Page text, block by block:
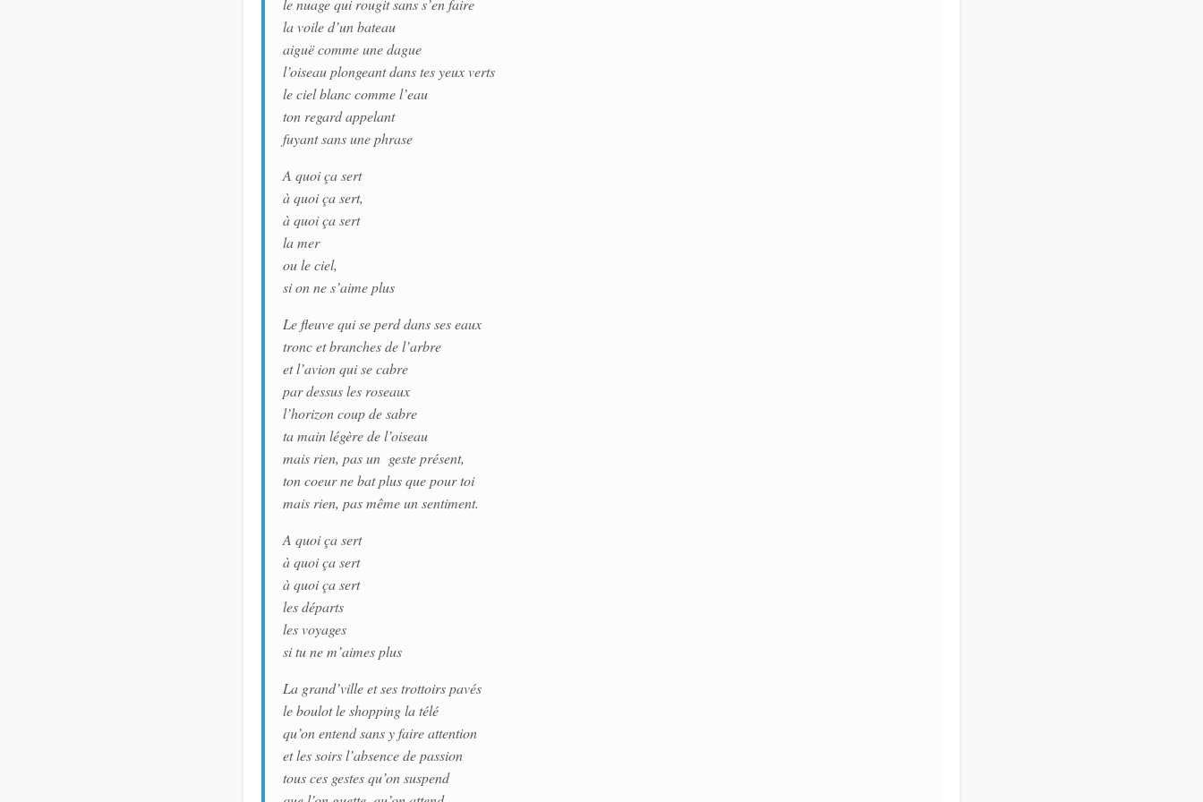
la voile d’un bateau
aiguë comme une dague
l’oiseau plongeant dans tes yeux verts
le ciel blanc comme l’eau
ton regard appelant
fuyant sans une phrase
A quoi ça sert
à quoi ça sert,
à quoi ça sert
la mer
ou le ciel,
si on ne s’aime plus
Le fleuve qui se perd dans ses eaux
tronc et branches de l’arbre
et l’avion qui se cabre
par dessus les roseaux
l’horizon coup de sabre
ta main légère de l’oiseau
mais rien, pas un geste présent,
ton coeur ne bat plus que pour toi
mais rien, pas même un sentiment.
A quoi ça sert
à quoi ça sert
à quoi ça sert
les départs
les voyages
si tu ne m’aimes plus
La grand’ville et ses trottoirs pavés
le boulot le shopping la télé
qu’on entend sans y faire attention
et les soirs l’absence de passion
tous ces gestes qu’on suspend